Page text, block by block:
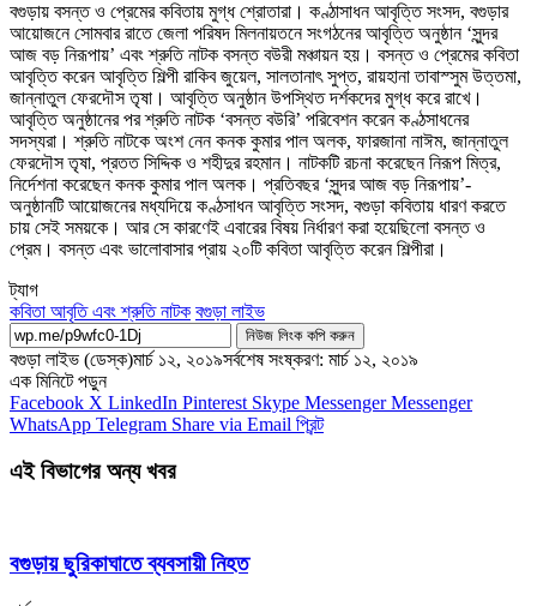
বগুড়ায় বসন্ত ও প্রেমের কবিতায় মুগ্ধ শ্রোতারা। কণ্ঠাসাধন আবৃত্তি সংসদ, বগুড়ার
আয়োজনে সোমবার রাতে জেলা পরিষদ মিলনায়তনে সংগঠনের আবৃত্তি অনুষ্ঠান ‘সুন্দর
আজ বড় নিরূপায়’ এবং শ্রুতি নাটক বসন্ত বউরী মঞ্চায়ন হয়। বসন্ত ও প্রেমের কবিতা
আবৃত্তি করেন আবৃত্তি শিল্পী রাকিব জুয়েল, সালতানাৎ সুপ্ত, রায়হানা তাবাস্সুম উত্তমা,
জান্নাতুল ফেরদৌস তৃষা। আবৃত্তি অনুষ্ঠান উপস্থিত দর্শকদের মুগ্ধ করে রাখে।
আবৃত্তি অনুষ্ঠানের পর শ্রুতি নাটক ‘বসন্ত বউরি’ পরিবেশন করেন কণ্ঠসাধনের
সদস্যরা। শ্রুতি নাটকে অংশ নেন কনক কুমার পাল অলক, ফারজানা নাঈম, জান্নাতুল
ফেরদৌস তৃষা, প্রতত সিদ্দিক ও শহীদুর রহমান। নাটকটি রচনা করেছেন নিরূপ মিত্র,
নির্দেশনা করেছেন কনক কুমার পাল অলক। প্রতিবছর ‘সুন্দর আজ বড় নিরূপায়’-
অনুষ্ঠানটি আয়োজনের মধ্যদিয়ে কণ্ঠসাধন আবৃত্তি সংসদ, বগুড়া কবিতায় ধারণ করতে
চায় সেই সময়কে। আর সে কারণেই এবারের বিষয় নির্ধারণ করা হয়েছিলো বসন্ত ও
প্রেম। বসন্ত এবং ভালোবাসার প্রায় ২০টি কবিতা আবৃত্তি করেন শিল্পীরা।
ট্যাগ
কবিতা আবৃতি এবং শ্রুতি নাটক বগুড়া লাইভ
নিউজ লিংক কপি করুন
বগুড়া লাইভ (ডেস্ক)মার্চ ১২, ২০১৯সর্বশেষ সংষ্করণ: মার্চ ১২, ২০১৯
এক মিনিটে পড়ুন
Facebook X LinkedIn Pinterest Skype Messenger Messenger
WhatsApp Telegram Share via Email প্রিন্ট
এই বিভাগের অন্য খবর
বগুড়ায় ছুরিকাঘাতে ব্যবসায়ী নিহত